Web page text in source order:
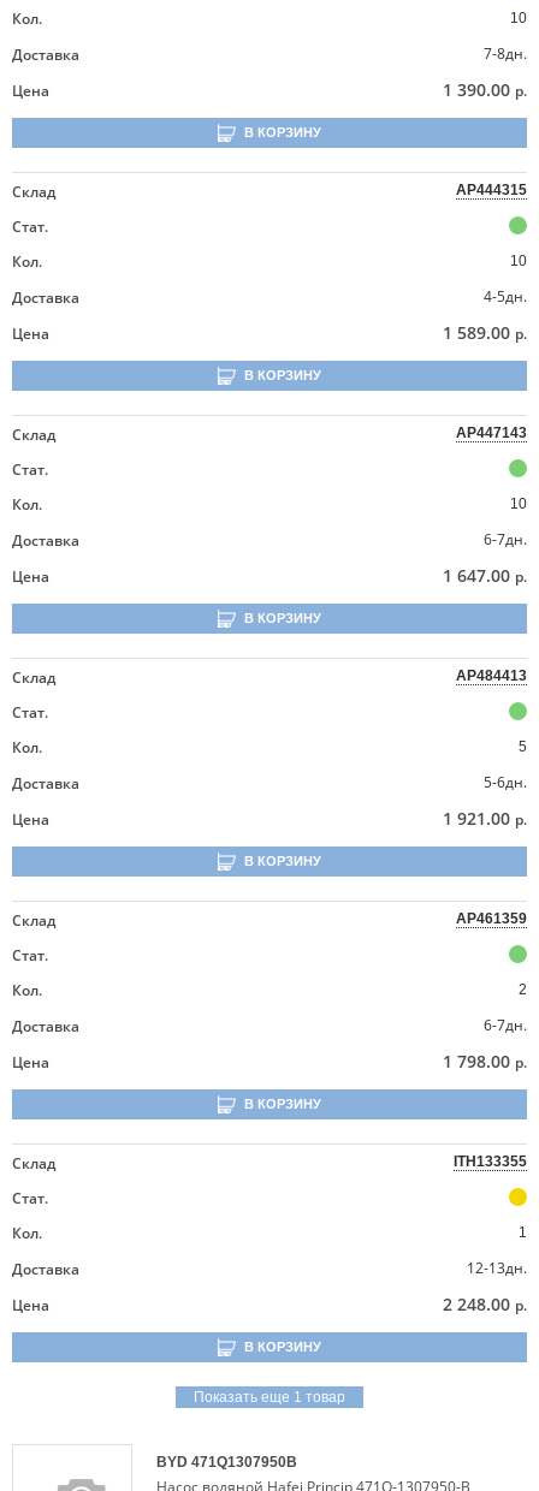
Кол.
10
Доставка
7-8дн.
Цена
1 390.00 р.
В КОРЗИНУ
Склад AP444315
Стат.
Кол.
10
Доставка
4-5дн.
Цена
1 589.00 р.
В КОРЗИНУ
Склад AP447143
Стат.
Кол.
10
Доставка
6-7дн.
Цена
1 647.00 р.
В КОРЗИНУ
Склад AP484413
Стат.
Кол.
5
Доставка
5-6дн.
Цена
1 921.00 р.
В КОРЗИНУ
Склад AP461359
Стат.
Кол.
2
Доставка
6-7дн.
Цена
1 798.00 р.
В КОРЗИНУ
Склад ITH133355
Стат.
Кол.
1
Доставка
12-13дн.
Цена
2 248.00 р.
В КОРЗИНУ
Показать еще 1 товар
BYD 471Q1307950B
Насос водяной Hafei Princip 471Q-1307950-B